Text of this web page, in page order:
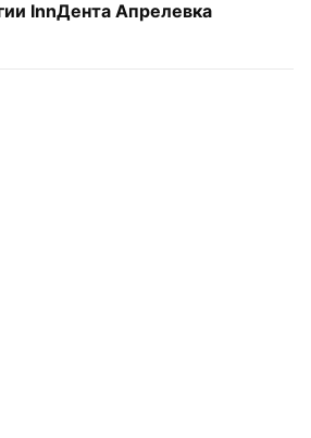
InnДента Апрелевка